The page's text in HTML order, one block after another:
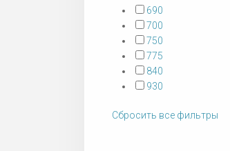
690
700
750
775
840
930
Сбросить все фильтры